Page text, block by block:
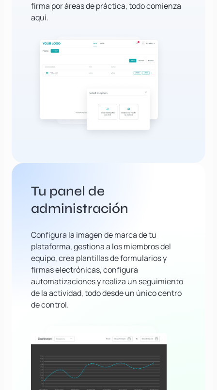
firma por áreas de práctica, todo comienza
aquí.
Tu panel de
administración
Configura la imagen de marca de tu
plataforma, gestiona a los miembros del
equipo, crea plantillas de formularios y
firmas electrónicas, configura
automatizaciones y realiza un seguimiento
de la actividad, todo desde un único centro
de control.